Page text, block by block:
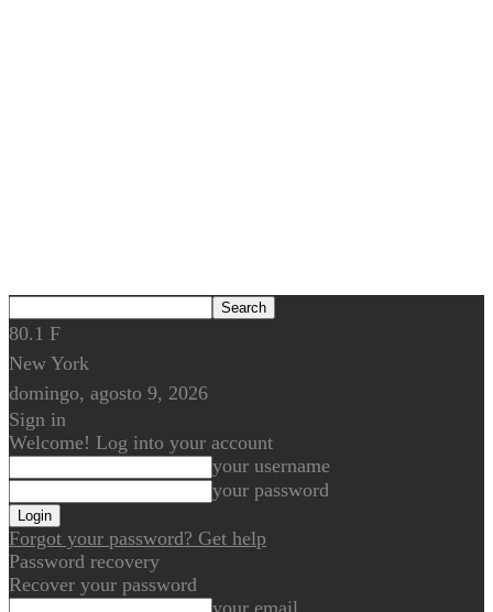
80.1 F
New York
domingo, agosto 9, 2026
Sign in
Welcome! Log into your account
your username
your password
Forgot your password? Get help
Password recovery
Recover your password
your email